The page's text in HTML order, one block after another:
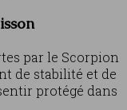
par le Scorpion
de stabilité et de
protégé dans